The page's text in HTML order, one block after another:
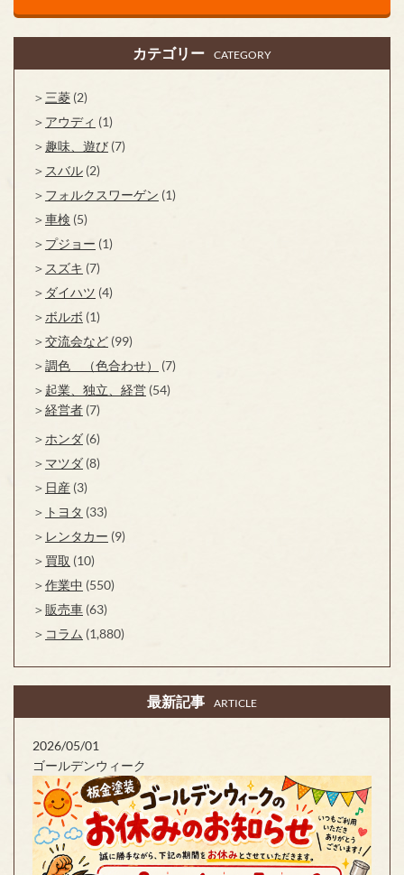
カテゴリー CATEGORY
三菱 (2)
アウディ (1)
趣味、遊び (7)
スバル (2)
フォルクスワーゲン (1)
車検 (5)
プジョー (1)
スズキ (7)
ダイハツ (4)
ボルボ (1)
交流会など (99)
調色 （色合わせ）
(7)
起業、独立、経営 (54)
経営者 (7)
ホンダ (6)
マツダ (8)
日産 (3)
トヨタ (33)
レンタカー (9)
買取 (10)
作業中 (550)
販売車 (63)
コラム (1,880)
最新記事 ARTICLE
2026/05/01
ゴールデンウィーク